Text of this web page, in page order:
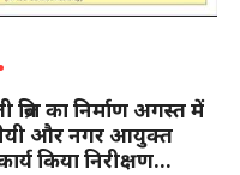
का निर्माण अगस्त में
और नगर आयुक्त
किया निरीक्षण…